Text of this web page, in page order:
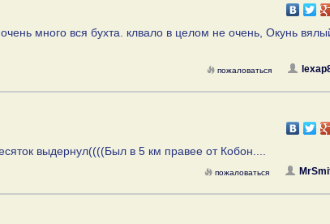
много вся бухта. клвало в целом не очень, Окунь
пожаловаться
выдернул((((Был в 5 км правее от Кобон....
пожаловаться